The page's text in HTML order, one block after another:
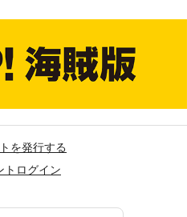
を発行する
トログイン